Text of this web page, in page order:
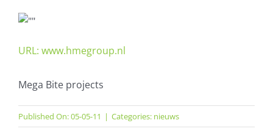
SLA overeenkomsten
Remote Help
WordPress SLA Contract
Contact
URL: www.hmegroup.nl
Mega Bite projects
Published On: 05-05-11 | Categories: nieuws